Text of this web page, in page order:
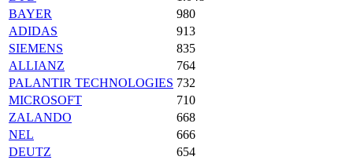
BAYER
980
ADIDAS
913
SIEMENS
835
ALLIANZ
764
PALANTIR TECHNOLOGIES 732
MICROSOFT
710
ZALANDO
668
NEL
666
DEUTZ
654